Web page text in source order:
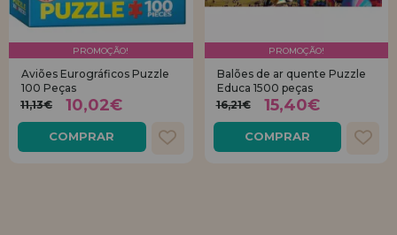
PROMOÇÃO!
Aviões Eurográficos Puzzle
100 Peças
11,13€
10,02€
COMPRAR
PROMOÇÃO!
Balões de ar quente Puzzle
Educa 1500 peças
16,21€
15,40€
COMPRAR